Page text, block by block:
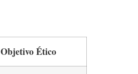
Objetivo Ético